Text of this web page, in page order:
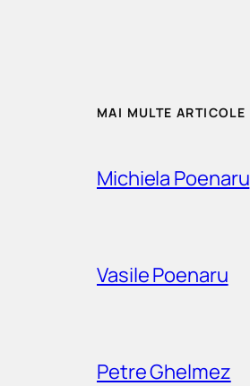
MAI MULTE ARTICOLE
Michiela Poenaru
Vasile Poenaru
Petre Ghelmez